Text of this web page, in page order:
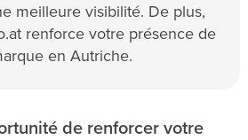
meilleure visibilité. De plus,
renforce votre présence de
en Autriche.
de renforcer votre